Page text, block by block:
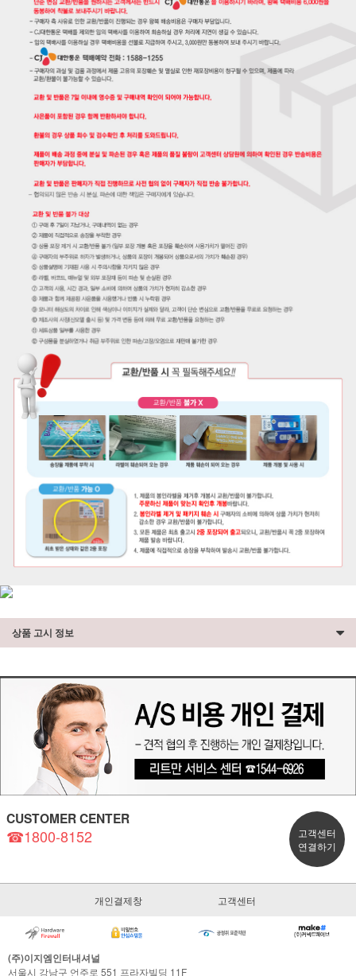
상품 고시 정보
CUSTOMER CENTER
☎1800-8152
고객센터
연결하기
개인결제창 고객센터
(주)이지엠인터내셔널
서울시 강남구 언주로 551 프라자빌딩 11F